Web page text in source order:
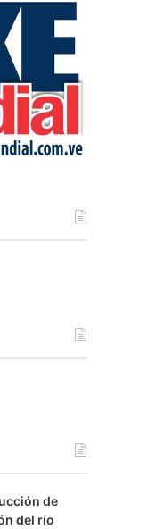
r
de
del río